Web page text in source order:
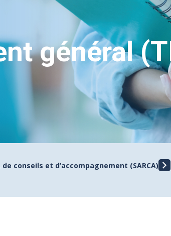
général
conseils et d’accompagnement (SARCA)